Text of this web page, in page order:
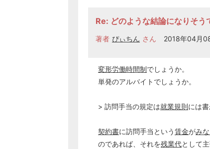
Re: どのような結論になりそう
著者 ぴぃちん さん 2018年04月
変形労働時間制でしょうか。
単発のアルバイトでしょうか。
> 訪問手当の規定は就業規則には
契約書に訪問手当という賃金がみ
のであれば、それを残業代として